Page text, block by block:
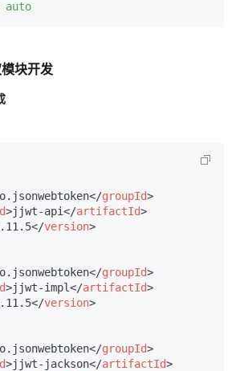
auto
块开发
</groupId>
>jjwt-api</artifactId>
</version>
</groupId>
>jjwt-impl</artifactId>
</version>
</groupId>
>jjwt-jackson</artifactId>